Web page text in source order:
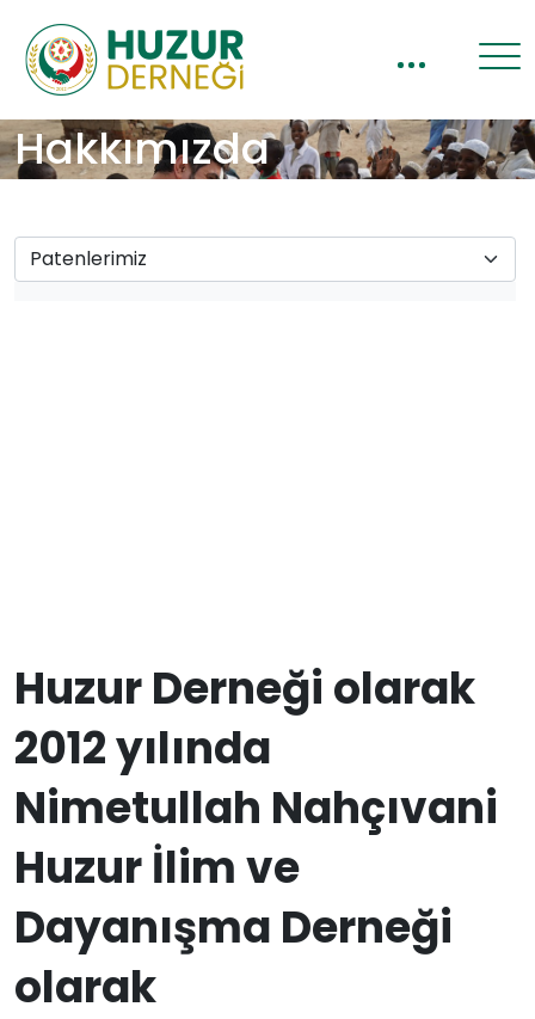
Hakkımızda
Huzur Derneği olarak
2012 yılında
Nimetullah Nahçıvani
Huzur İlim ve
Dayanışma Derneği
olarak